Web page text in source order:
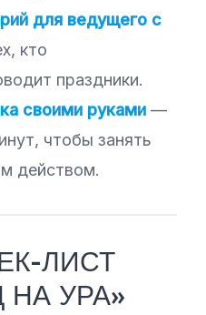
для ведущего с
кто
праздники.
своими руками—
чтобы занять
действом.
ЛИСТ
УРА»